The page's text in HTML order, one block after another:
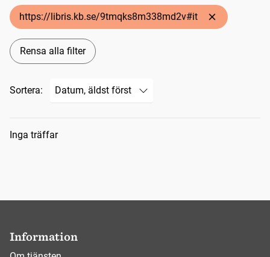
https://libris.kb.se/9tmqks8m338md2v#it
Rensa alla filter
Sortera:
Sökresultat
Inga träffar
Information